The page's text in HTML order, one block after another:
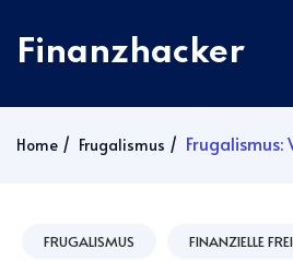
Finanzhacker
Gold
Home Frugalismus Frugalismus: Was
FRUGALISMUS FINANZIELLE